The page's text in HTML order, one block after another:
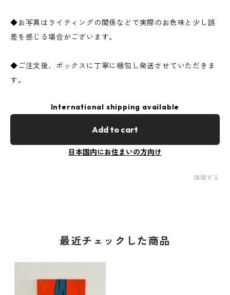
◆お写真はライティングの関係などで実際のお色味と少し誤
差を感じる場合がございます。
◆ご注文後、ボックスに丁寧に梱包し発送させていただきま
す。
International shipping available
Add to cart
日本国内にお住まいの方向け
通報する
最近チェックした商品